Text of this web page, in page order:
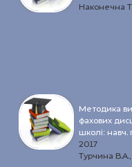
Наконечна
Методика
фахових
школі: навч.
2017
Турчина